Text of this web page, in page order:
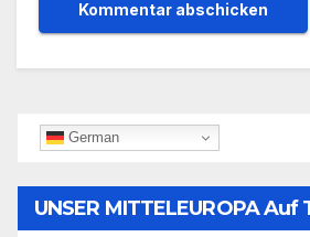
German
UNSER MITTELEUROPA